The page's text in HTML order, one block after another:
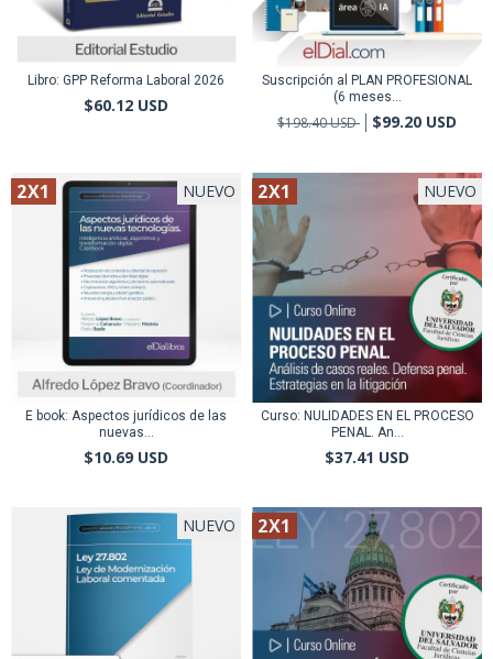
Libro: GPP Reforma Laboral 2026
$60.12 USD
Suscripción al PLAN PROFESIONAL
(6 meses...
$198.40 USD $99.20 USD
2X1 NUEVO
E book: Aspectos jurídicos de las
nuevas...
$10.69 USD
2X1 NUEVO
Curso: NULIDADES EN EL PROCESO
PENAL. An...
$37.41 USD
NUEVO 2X1